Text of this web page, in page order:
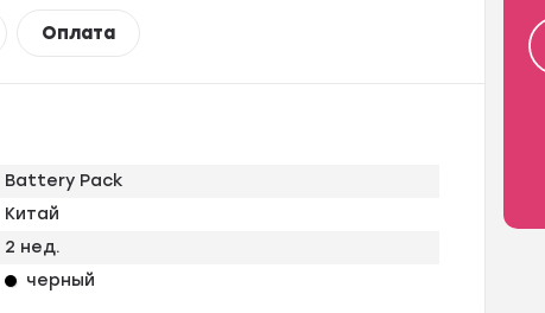
Оплата
Battery Pack
Китай
2 нед.
черный